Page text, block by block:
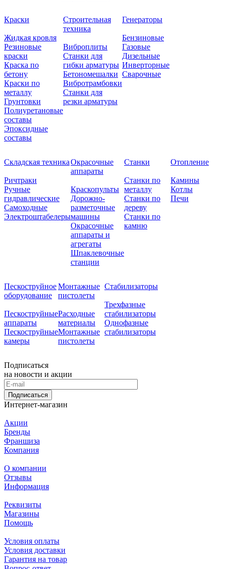
Краски
Жидкая кровля
Резиновые
краски
Краска по
бетону
Краски по
металлу
Грунтовки
Полиуретановые
составы
Эпоксидные
составы
Строительная
техника
Виброплиты
Станки для
гибки арматуры
Бетономешалки
Вибротрамбовки
Станки для
резки арматуры
Генераторы
Бензиновые
Газовые
Дизельные
Инверторные
Сварочные
Складская техника
Ричтраки
Ручные
гидравлические
Самоходные
Электроштабелеры
Окрасочные
аппараты
Краскопульты
Дорожно-
разметочные
машины
Окрасочные
аппараты и
агрегаты
Шпаклевочные
станции
Станки
Станки по
металлу
Станки по
дереву
Станки по
камню
Отопление
Камины
Котлы
Печи
Пескоструйное
оборудование
Пескоструйные
аппараты
Пескоструйные
камеры
Монтажные
пистолеты
Расходные
материалы
Монтажные
пистолеты
Стабилизаторы
Трехфазные
стабилизаторы
Однофазные
стабилизаторы
Подписаться
на новости и акции
Подписаться
Интернет-магазин
Акции
Бренды
Франшиза
Компания
О компании
Отзывы
Информация
Реквизиты
Магазины
Помощь
Условия оплаты
Условия доставки
Гарантия на товар